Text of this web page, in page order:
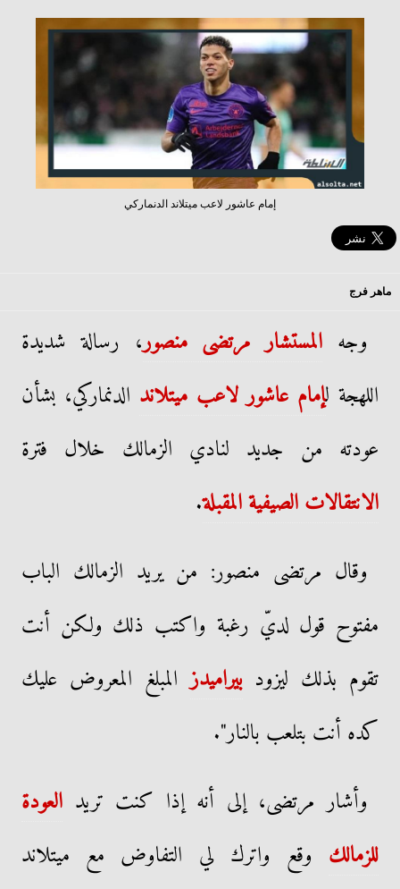
إمام عاشور لاعب ميتلاند الدنماركي
ماهر فرج
وجه المستشار مرتضى منصور، رسالة شديدة
اللهجة لإمام عاشور لاعب ميتلاند الدنماركي، بشأن
عودته من جديد لنادي الزمالك خلال فترة
الانتقالات الصيفية المقبلة.
وقال مرتضى منصور: من يريد الزمالك الباب
مفتوح قول لديّ رغبة واكتب ذلك ولكن أنت
تقوم بذلك ليزودبيراميدزالمبلغ المعروض عليك
كده أنت بتلعب بالنار".
وأشار مرتضى، إلى أنه إذا كنت تريد العودة
للزمالك وقع واترك لي التفاوض مع ميتلاند